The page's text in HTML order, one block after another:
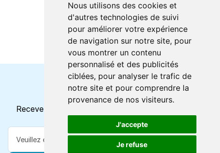
Nous utilisons des cookies et
d'autres technologies de suivi
pour améliorer votre expérience
de navigation sur notre site, pour
vous montrer un contenu
personnalisé et des publicités
ciblées, pour analyser le trafic de
notre site et pour comprendre la
provenance de nos visiteurs.
J'accepte
Je refuse
Horaires et offres actuels
Recevez toutes les mises à jour dans votre e-mail